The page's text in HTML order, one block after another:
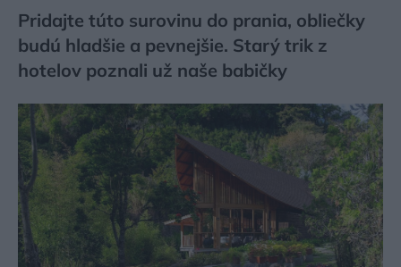
Pridajte túto surovinu do prania, obliečky
budú hladšie a pevnejšie. Starý trik z
hotelov poznali už naše babičky